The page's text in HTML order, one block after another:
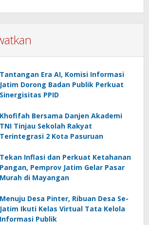
Tantangan Era AI, Komisi Informasi
Jatim Dorong Badan Publik Perkuat
Sinergisitas PPID
Khofifah Bersama Danjen Akademi
TNI Tinjau Sekolah Rakyat
Terintegrasi 2 Kota Pasuruan
Tekan Inflasi dan Perkuat Ketahanan
Pangan, Pemprov Jatim Gelar Pasar
Murah di Mayangan
Menuju Desa Pinter, Ribuan Desa Se-
Jatim Ikuti Kelas Virtual Tata Kelola
Informasi Publik